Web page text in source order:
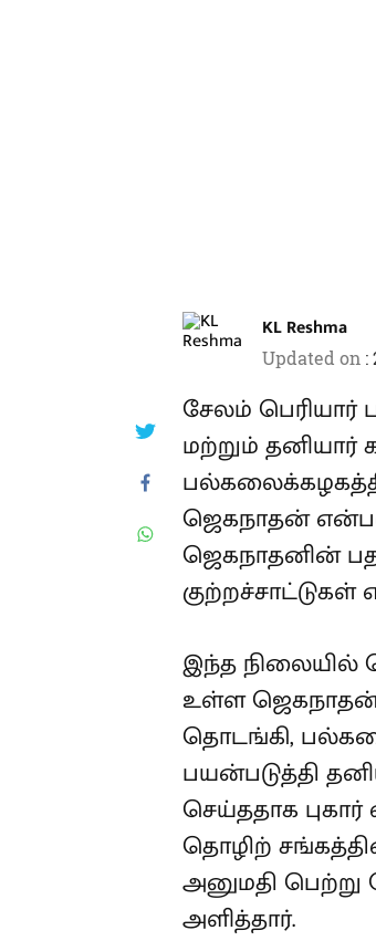
KL Reshma
Updated on :
சேலம் பெரியார்
மற்றும் தனியார்
ஜெகநாதன்
ஜெகநாதனின்
குற்றச்சாட்டுகள்
இந்த நிலையில்
உள்ள
தொடங்கி,
பயன்படுத்தி
செய்ததாக
தொழிற்
அனுமதி பெற்று
அளித்தார்.